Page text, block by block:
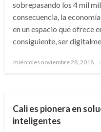
sobrepasando los 4 mil
consecuencia, la
en un espacio que ofrece
consiguiente, ser
Publicado
miércoles noviembre 28, 2018
Cali es pionera en
inteligentes